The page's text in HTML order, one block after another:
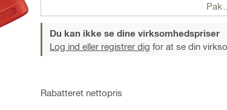
Pakker
Du kan ikke se dine virksomhedspriser
Log ind eller registrer dig for at se din
Rabatteret nettopris